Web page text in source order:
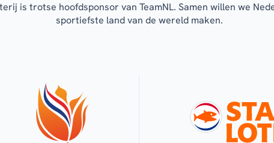
is trotse hoofdsponsor van TeamNL. Samen willen we
sportiefste land van de wereld maken.